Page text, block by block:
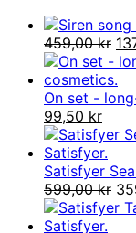
459,00kr
On set -
Det
ursprungliga
priset
var:
199,00 kr.
99,50 krDet
priset
är:
Satisfyer
599,00kr